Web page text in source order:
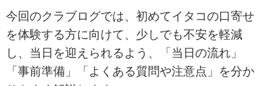
今回のクラブログでは、初めてイタコの口寄せ
を体験する方に向けて、少しでも不安を軽減
し、当日を迎えられるよう、「当日の流れ」
「事前準備」「よくある質問や注意点」を分か